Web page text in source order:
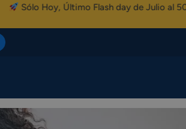
Flash day de Julio al 50% de Descuento